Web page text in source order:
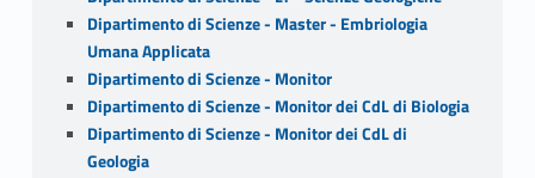
Dipartimento di Scienze - Master - Embriologia
Umana Applicata
Dipartimento di Scienze - Monitor
Dipartimento di Scienze - Monitor dei CdL di Biologia
Dipartimento di Scienze - Monitor dei CdL di
Geologia